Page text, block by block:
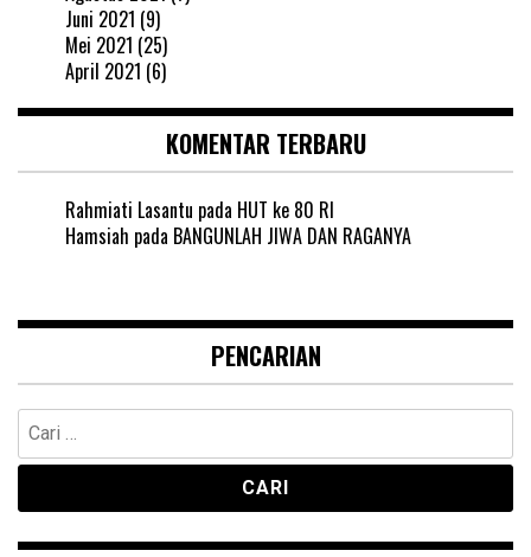
Juni 2021 (9)
Mei 2021 (25)
April 2021 (6)
KOMENTAR TERBARU
Rahmiati Lasantu pada HUT ke 80 RI
Hamsiah pada BANGUNLAH JIWA DAN RAGANYA
PENCARIAN
Cari
untuk: